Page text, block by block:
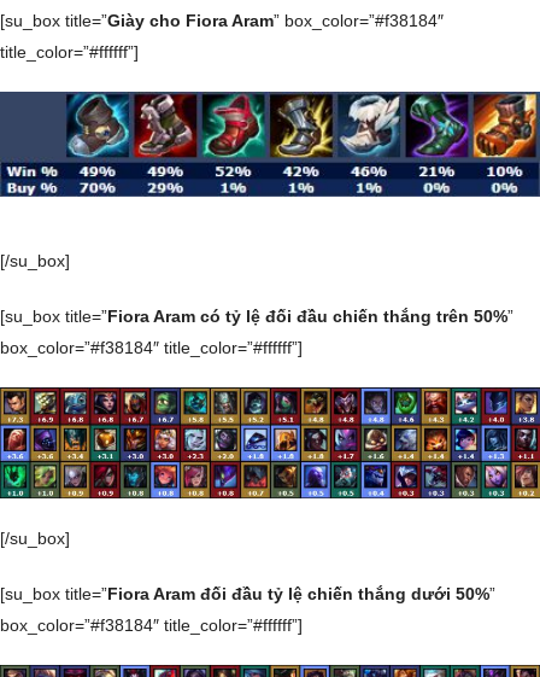
[su_box title=”Giày cho Fiora Aram” box_color=”#f38184″
title_color=”#ffffff”]
[/su_box]
[su_box title=”Fiora Aram có tỷ lệ đối đầu chiến thắng trên 50%”
box_color=”#f38184″ title_color=”#ffffff”]
[/su_box]
[su_box title=”Fiora Aram đối đầu tỷ lệ chiến thắng dưới 50%”
box_color=”#f38184″ title_color=”#ffffff”]